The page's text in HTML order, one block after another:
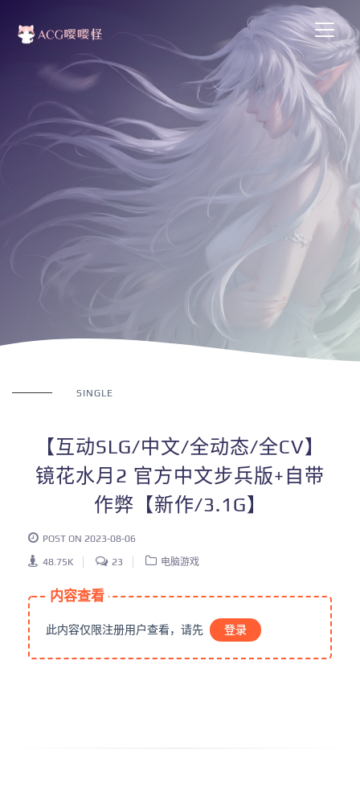
SINGLE
【互动SLG/中文/全动态/全CV】
镜花水月2 官方中文步兵版+自带
作弊【新作/3.1G】
POST ON 2023-08-06
48.75K 23 电脑游戏
内容查看
此内容仅限注册用户查看，请先 登录